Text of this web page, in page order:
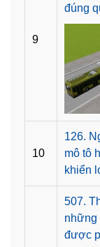
9
đúng
10
126.
mô tô
khiển
507.
những
được